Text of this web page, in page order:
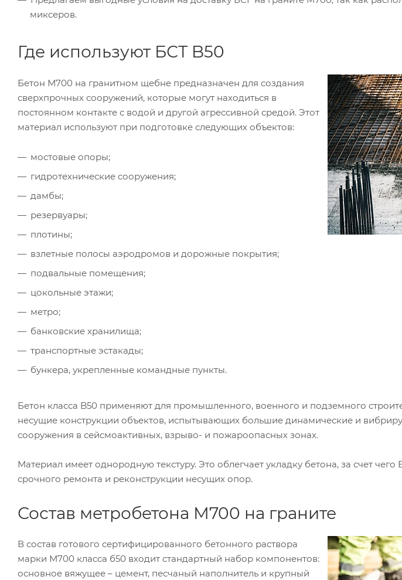
миксеров.
Где используют БСТ B50
Бетон М700 на гранитном щебне предназначен для создания
сверхпрочных сооружений, которые могут находиться в
постоянном контакте с водой и другой агрессивной средой. Этот
материал используют при подготовке следующих объектов:
мостовые опоры;
гидротехнические сооружения;
дамбы;
резервуары;
плотины;
взлетные полосы аэродромов и дорожные покрытия;
подвальные помещения;
цокольные этажи;
метро;
банковские хранилища;
транспортные эстакады;
бункера, укрепленные командные пункты.
Бетон класса B50 применяют для промышленного, военного и подземного
несущие конструкции объектов, испытывающих большие динамические и
сооружения в сейсмоактивных, взрыво- и пожароопасных зонах.
Материал имеет однородную текстуру. Это облегчает укладку бетона, за счет
срочного ремонта и реконструкции несущих опор.
Состав метробетона М700 на граните
В состав готового сертифицированного бетонного раствора
марки М700 класса б50 входит стандартный набор компонентов:
основное вяжущее – цемент, песчаный наполнитель и крупный